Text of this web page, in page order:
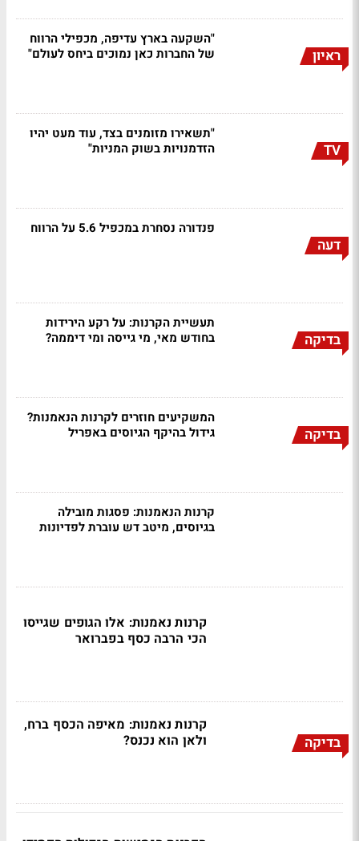
ראיון
"השקעה בארץ עדיפה, מכפילי הרווח
של החברות כאן נמוכים ביחס לעולם"
TV
"תשאירו מזומנים בצד, עוד מעט יהיו
הזדמנויות בשוק המניות"
דעה
פנדורה נסחרת במכפיל 5.6 על הרווח
בדיקה
תעשיית הקרנות: על רקע הירידות
בחודש מאי, מי גייסה ומי דיממה?
בדיקה
המשקיעים חוזרים לקרנות הנאמנות?
גידול בהיקף הגיוסים באפריל
קרנות הנאמנות: פסגות מובילה
בגיוסים, מיטב דש עוברת לפדיונות
קרנות נאמנות: אלו הגופים שגייסו
הכי הרבה כסף בפברואר
בדיקה
קרנות נאמנות: מאיפה הכסף ברח,
ולאן הוא נכנס?